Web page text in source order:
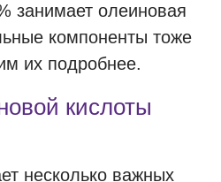
занимает олеиновая
компоненты тоже
их подробнее.
кислоты
несколько важных